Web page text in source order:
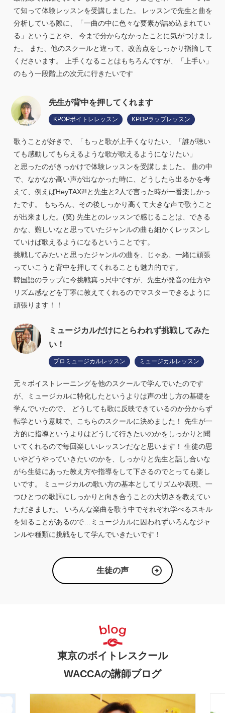
て知って体験レッスンを受講しました。 レッスンで先生と曲を
分析している際に、「一曲の中に色々な要素が詰め込まれてい
る」ということや、 今まで分からなかったことに気がつけまし
た。 また、他のスクールと違って、改善点をしっかり指摘して
くださいます。 上手くなることはもちろんですが、「上手い」
のもう一段階上の次元に行きたいです
先生が背中を押してくれます
KPOPボイトレレッスン KPOPラップレッスン
歌うことが好きで、「もっと歌が上手くなりたい」「誰が聴い
ても感動してもらえるような歌が歌えるようになりたい」
と思ったのがきっかけで体験レッスンを受講しました。 曲の中
で、なかなか高い声が出なかった時に、どうしたら出るかを考
えて、例えばHeyTAXi!!と先生と2人で言った時が一番楽しかっ
たです。 もちろん、その後しっかり高くて大きな声で歌うこと
が出来ました。(笑) 先生とのレッスンで感じることは、できる
かな、難しいなと思っていたジャンルの曲も細かくレッスンし
ていけば歌えるようになるということです。
挑戦してみたいと思ったジャンルの曲を、じゃあ、一緒に頑張
っていこうと背中を押してくれることも魅力的です。
韓国語のラップに今挑戦真っ只中ですが、先生が発音の仕方や
リズム感などを丁寧に教えてくれるのでマスターできるように
頑張ります！！
ミュージカルだけにとらわれず挑戦してみた
い！
プロミュージカルレッスン ミュージカルレッスン
元々ボイストレーニングを他のスクールで学んでいたのです
が、ミュージカルに特化したというよりは声の出し方の基礎を
学んでいたので、 どうしても歌に反映できているのか分からず
転学という意味で、こちらのスクールに決めました！ 先生が一
方的に指導というよりはどうして行きたいのかをしっかりと聞
いてくれるので毎回楽しいレッスンだなと思います！ 生徒の思
いやどうやっていきたいのかを、しっかりと先生と話し合いな
がら生徒にあった教え方や指導をして下さるのでとっても楽し
いです。 ミュージカルの歌い方の基本としてリズムや表現、一
つひとつの歌詞にしっかりと向き合うことの大切さを教えてい
ただきました。 いろんな楽曲を歌う中でそれぞれ学べるスキル
を知ることがあるので…ミュージカルに囚われずいろんなジャ
ンルや種類に挑戦をして学んでいきたいです！
生徒の声
東京のボイトレスクール
WACCAの講師ブログ